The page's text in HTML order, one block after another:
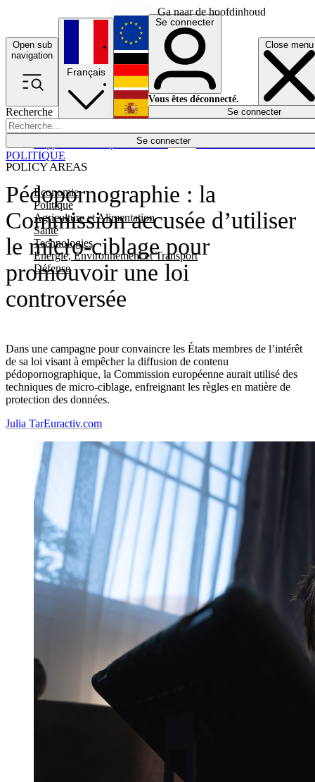
Ga naar de hoofdinhoud
Open sub
navigation
Close menu
Recherche
Se connecter
POLICY AREAS
Economie
Politique
Agriculture et Alimentation
Santé
Technologies
Energie, Environnement et Transport
Défense
Économie
Français
English
Deutsch
Español
Se connecter
Vous êtes déconnecté.
Se connecter
Pédopornographie : la
Commission accusée d’utiliser
le micro-ciblage pour
promouvoir une loi
controversée
Dans une campagne pour convaincre les États membres de l’intérêt
de sa loi visant à empêcher la diffusion de contenu
pédopornographique, la Commission européenne aurait utilisé des
techniques de micro-ciblage, enfreignant les règles en matière de
protection des données.
POLITIQUE
Julia TarEuractiv.com